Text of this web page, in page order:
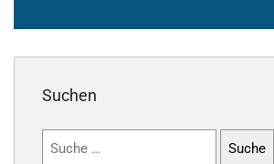
Suchen
Suchen